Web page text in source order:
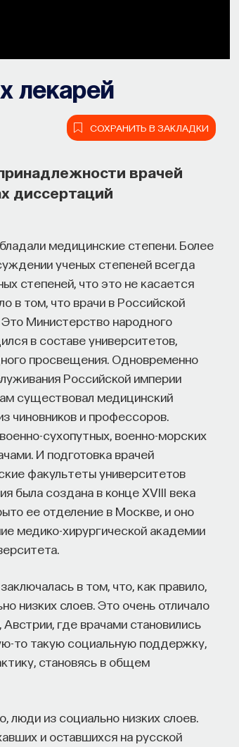
лекарей
СОХРАНИТЬ В ЗАКЛАДКИ
врачей
диссертаций
медицинские степени. Более
ученых степеней всегда
степеней, что это не касается
в том, что врачи в Российской
Министерство народного
в составе университетов,
просвещения. Одновременно
Российской империи
существовал медицинский
чиновников и профессоров.
сухопутных, военно-морских
И подготовка врачей
факультеты университетов
была создана в конце XVIII века
ее отделение в Москве, и оно
медико-хирургической академии
в том, что, как правило,
низких слоев. Это очень отличало
где врачами становились
то такую социальную поддержку,
становясь в общем
люди из социально низких слоев.
и оставшихся на русской